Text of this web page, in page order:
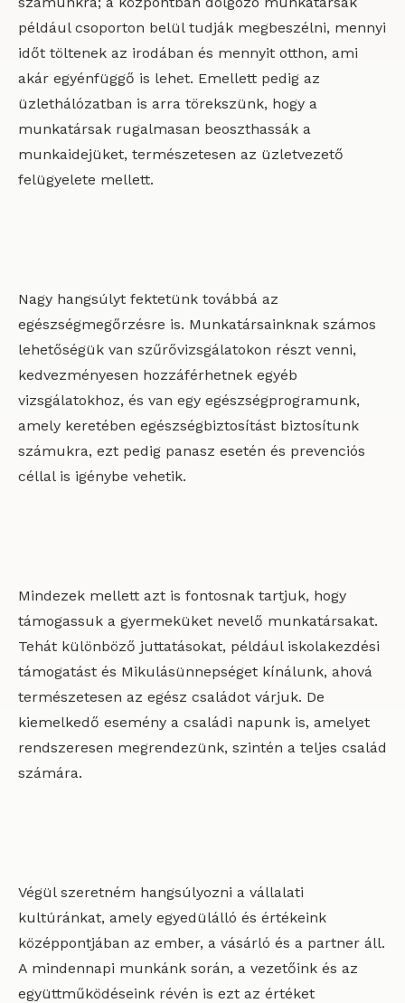
például csoporton belül tudják megbeszélni, mennyi
időt töltenek az irodában és mennyit otthon, ami
akár egyénfüggő is lehet. Emellett pedig az
üzlethálózatban is arra törekszünk, hogy a
munkatársak rugalmasan beoszthassák a
munkaidejüket, természetesen az üzletvezető
felügyelete mellett.
Nagy hangsúlyt fektetünk továbbá az
egészségmegőrzésre is. Munkatársainknak számos
lehetőségük van szűrővizsgálatokon részt venni,
kedvezményesen hozzáférhetnek egyéb
vizsgálatokhoz, és van egy egészségprogramunk,
amely keretében egészségbiztosítást biztosítunk
számukra, ezt pedig panasz esetén és prevenciós
céllal is igénybe vehetik.
Mindezek mellett azt is fontosnak tartjuk, hogy
támogassuk a gyermeküket nevelő munkatársakat.
Tehát különböző juttatásokat, például iskolakezdési
támogatást és Mikulásünnepséget kínálunk, ahová
természetesen az egész családot várjuk. De
kiemelkedő esemény a családi napunk is, amelyet
rendszeresen megrendezünk, szintén a teljes család
számára.
Végül szeretném hangsúlyozni a vállalati
kultúránkat, amely egyedülálló és értékeink
középpontjában az ember, a vásárló és a partner áll.
A mindennapi munkánk során, a vezetőink és az
együttműködéseink révén is ezt az értéket